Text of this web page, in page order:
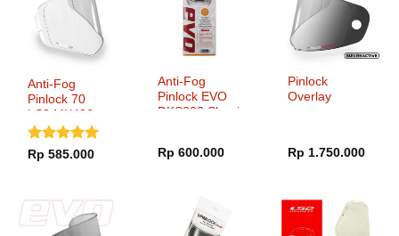
Anti-Fog
Pinlock 70
LS2 MX436
Pioneer
Dinilai5
Rp 585.000
Anti-Fog
Pinlock EVO
DKS303 Shoei
Rp 600.000
Pinlock
Overlay
Rp 1.750.000